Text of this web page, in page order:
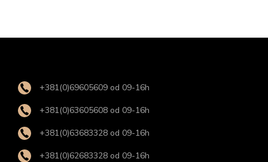
+381(0)69605609 od 09-16h
+381(0)63605608 od 09-16h
+381(0)63683328 od 09-16h
+381(0)62683328 od 09-16h